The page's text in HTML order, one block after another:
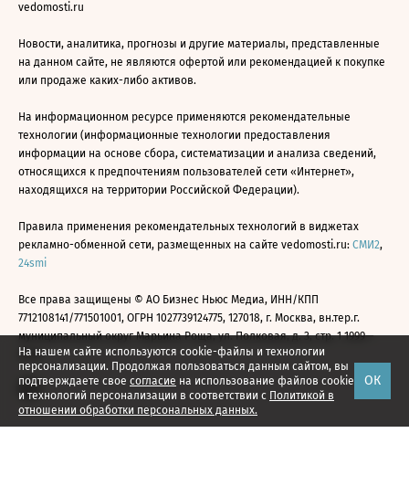
На нашем сайте используются cookie-файлы и технологии
персонализации. Продолжая пользоваться данным сайтом, вы
подтверждаете свое согласие на использование файлов cookie
и технологий персонализации в соответствии с Политикой в
отношении обработки персональных данных.
ОК
vedomosti.ru
Новости, аналитика, прогнозы и другие материалы, представленные
на данном сайте, не являются офертой или рекомендацией к покупке
или продаже каких-либо активов.
На информационном ресурсе применяются рекомендательные
технологии (информационные технологии предоставления
информации на основе сбора, систематизации и анализа сведений,
относящихся к предпочтениям пользователей сети «Интернет»,
находящихся на территории Российской Федерации).
Правила применения рекомендательных технологий в виджетах
рекламно-обменной сети, размещенных на сайте vedomosti.ru: СМИ2,
24smi
Все права защищены © АО Бизнес Ньюс Медиа, ИНН/КПП
7712108141/771501001, ОГРН 1027739124775, 127018, г. Москва, вн.тер.г.
муниципальный округ Марьина Роща, ул. Полковая, д. 3, стр. 1 1999—
2026